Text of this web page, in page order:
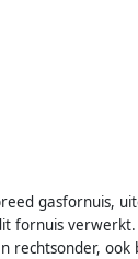
gasfornuis,
fornuis
ook